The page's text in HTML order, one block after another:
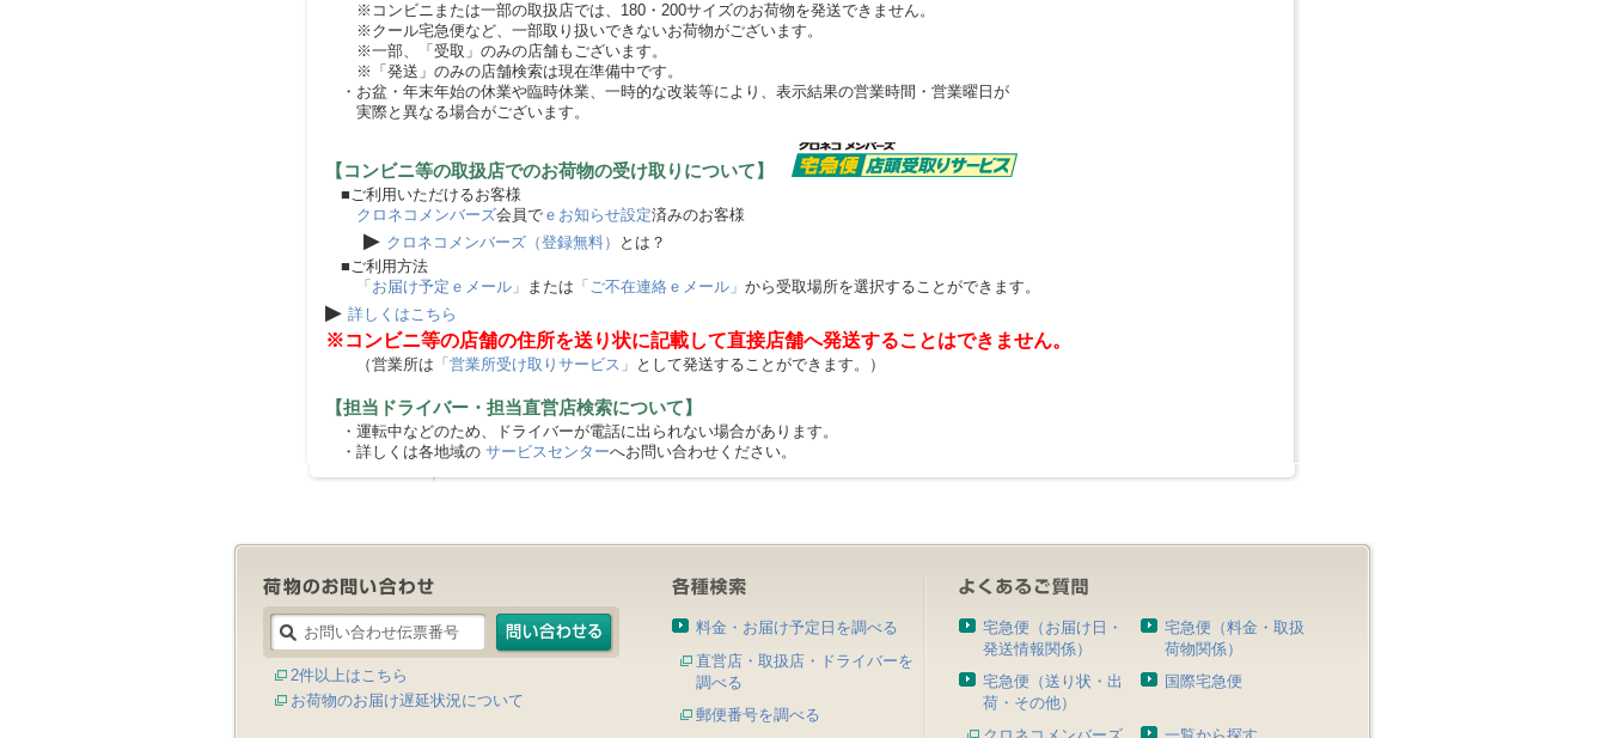
※コンビニまたは一部の取扱店では、180・200サイズのお荷物を発送できません。
※クール宅急便など、一部取り扱いできないお荷物がございます。
※一部、「受取」のみの店舗もございます。
※「発送」のみの店舗検索は現在準備中です。
・お盆・年末年始の休業や臨時休業、一時的な改装等により、表示結果の営業時間・営業曜日が
実際と異なる場合がございます。
【コンビニ等の取扱店でのお荷物の受け取りについて】
■ご利用いただけるお客様
クロネコメンバーズ会員で ｅお知らせ設定済みのお客様
▶ クロネコメンバーズ（登録無料）
とは？
■ご利用方法
「お届け予定ｅメール」 または 「ご不在連絡ｅメール」 から受取場所を選択することができます。
▶ 詳しくはこちら
※コンビニ等の店舗の住所を送り状に記載して直接店舗へ発送することはできません。
（営業所は 「営業所受け取りサービス」 として発送することができます。）
【担当ドライバー・担当直営店検索について】
・運転中などのため、ドライバーが電話に出られない場合があります。
・詳しくは各地域の サービスセンターへお問い合わせください。
2件以上はこちら
お荷物のお届け遅延状況について
料金・お届け予定日を調べる
直営店・取扱店・ドライバーを
調べる
郵便番号を調べる
宅急便（お届け日・
発送情報関係）
宅急便（料金・取扱
荷物関係）
宅急便（送り状・出
荷・その他）
国際宅急便